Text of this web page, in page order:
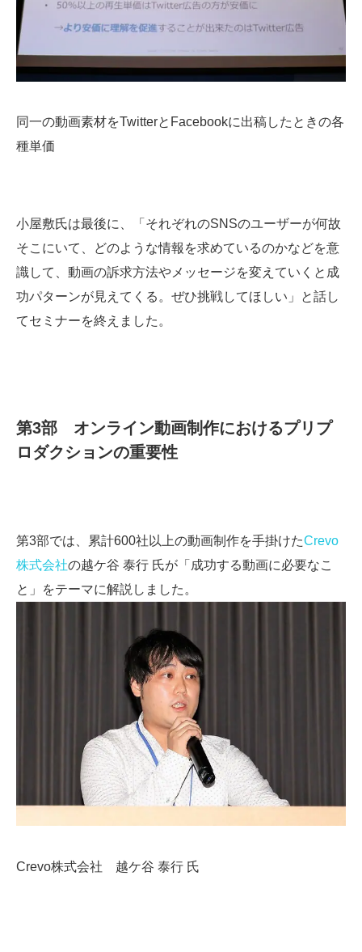
同一の動画素材をTwitterとFacebookに出稿したときの各
種単価
小屋敷氏は最後に、「それぞれのSNSのユーザーが何故
そこにいて、どのような情報を求めているのかなどを意
識して、動画の訴求方法やメッセージを変えていくと成
功パターンが見えてくる。ぜひ挑戦してほしい」と話し
てセミナーを終えました。
第3部 オンライン動画制作におけるプリプ
ロダクションの重要性
第3部では、累計600社以上の動画制作を手掛けたCrevo
株式会社の越ケ谷 泰行 氏が「成功する動画に必要なこ
と」をテーマに解説しました。
Crevo株式会社 越ケ谷 泰行 氏